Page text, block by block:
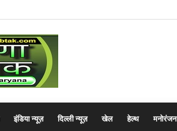
इंडिया न्यूज़ दिल्ली न्यूज़ खेल हेल्थ मनोरंजन